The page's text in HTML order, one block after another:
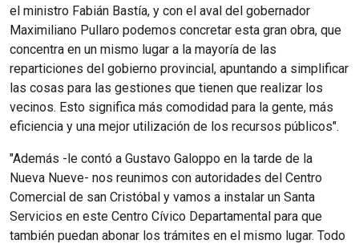
el ministro Fabián Bastía, y con el aval del gobernador
Maximiliano Pullaro podemos concretar esta gran obra, que
concentra en un mismo lugar a la mayoría de las
reparticiones del gobierno provincial, apuntando a simplificar
las cosas para las gestiones que tienen que realizar los
vecinos. Esto significa más comodidad para la gente, más
eficiencia y una mejor utilización de los recursos públicos".
"Además -le contó a Gustavo Galoppo en la tarde de la
Nueva Nueve- nos reunimos con autoridades del Centro
Comercial de san Cristóbal y vamos a instalar un Santa
Servicios en este Centro Cívico Departamental para que
también puedan abonar los trámites en el mismo lugar. Todo